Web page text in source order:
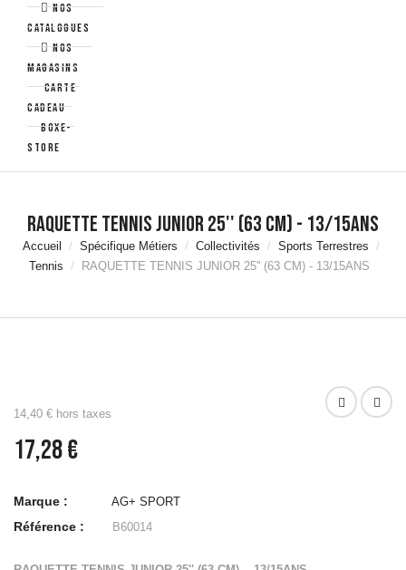
Pilates & Gym
douce
Yoga
Streching &
Récupération
Aquafitness
Aquabikes &
Natation
Accessoires
Aquafitness &
Haltères &
Racks
Disques &
Barres de
Musculation &
Nos
catalogues
NOS
MAGASINS
Carte
cadeau
Boxe-
Store
RAQUETTE TENNIS JUNIOR 25'' (63 CM) - 13/15ANS
Accueil Spécifique Métiers Collectivités
Sports Terrestres
Tennis
RAQUETTE TENNIS JUNIOR 25'' (63 CM) - 13/15ANS
14,40 € hors taxes
17,28 €
Marque : AG+ SPORT
Référence : B60014